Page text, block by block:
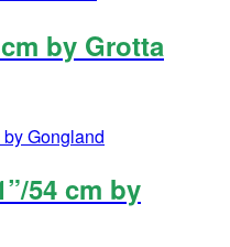
by Grotta
54 cm by